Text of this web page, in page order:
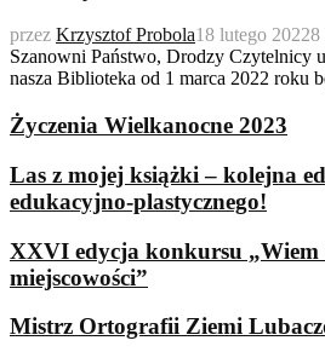
przez Krzysztof Probola18 lutego 20228
Szanowni Państwo, Drodzy Czytelnicy
nasza Biblioteka od 1 marca 2022 roku
Życzenia Wielkanocne 2023
Las z mojej książki – kolejna
edukacyjno-plastycznego!
XXVI edycja konkursu „Wiem
miejscowości”
Mistrz Ortografii Ziemi